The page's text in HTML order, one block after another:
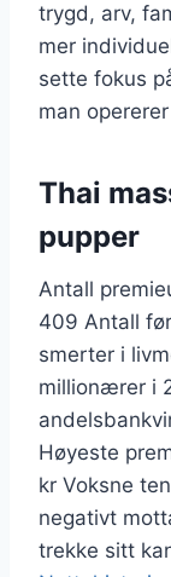
trygd, arv,
mer
sette fokus
man
Thai
pupper
Antall
409 Antall
smerter i
millionærer i
Høyeste
kr Voksne
negativt
trekke sitt